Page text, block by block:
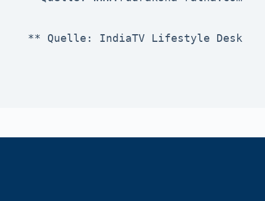
** Quelle: IndiaTV Lifestyle Desk